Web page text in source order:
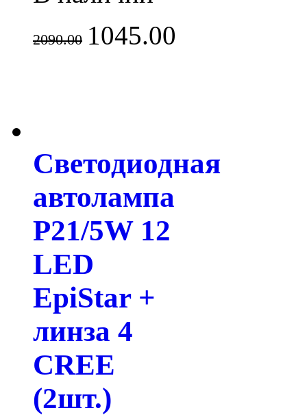
2090.00 1045.00
Светодиодная
автолампа
P21/5W 12
LED
EpiStar +
линза 4
CREE
(2шт.)